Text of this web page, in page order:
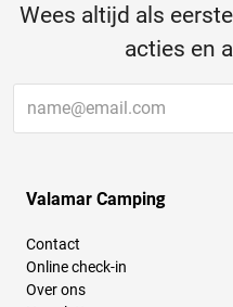
Wees altijd als
acties en
Valamar Camping
Contact
Online check-in
Over ons